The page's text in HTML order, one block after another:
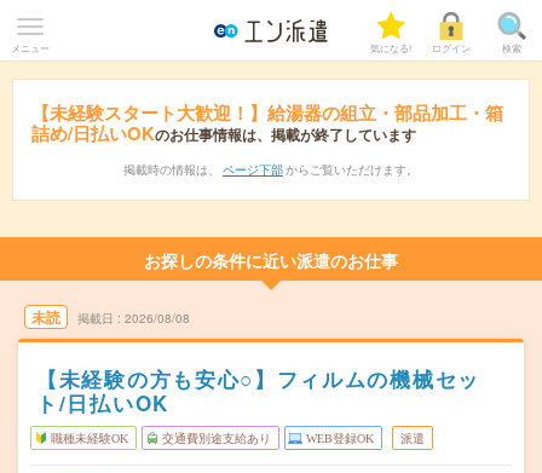
メニュー 気になる! ログイン 検索
【未経験スタート大歓迎！】給湯器の組立・部品加工・箱
詰め/日払いOKのお仕事情報は、掲載が終了しています
掲載時の情報は、 ページ下部 からご覧いただけます。
お探しの条件に近い派遣のお仕事
未読 掲載日 2026/08/08
【未経験の方も安心○】フィルムの機械セッ
ト/日払いOK
職種未経験OK 交通費別途支給あり WEB登録OK 派遣